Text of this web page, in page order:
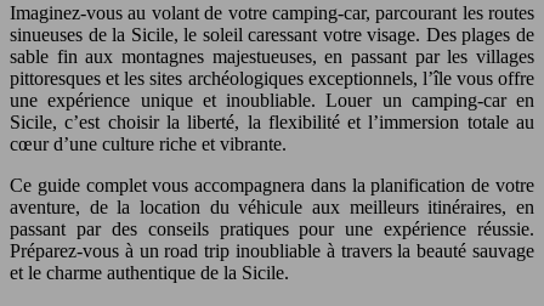
Imaginez-vous au volant de votre camping-car, parcourant les routes
sinueuses de la Sicile, le soleil caressant votre visage. Des plages de
sable fin aux montagnes majestueuses, en passant par les villages
pittoresques et les sites archéologiques exceptionnels, l’île vous offre
une expérience unique et inoubliable. Louer un camping-car en
Sicile, c’est choisir la liberté, la flexibilité et l’immersion totale au
cœur d’une culture riche et vibrante.
Ce guide complet vous accompagnera dans la planification de votre
aventure, de la location du véhicule aux meilleurs itinéraires, en
passant par des conseils pratiques pour une expérience réussie.
Préparez-vous à un road trip inoubliable à travers la beauté sauvage
et le charme authentique de la Sicile.